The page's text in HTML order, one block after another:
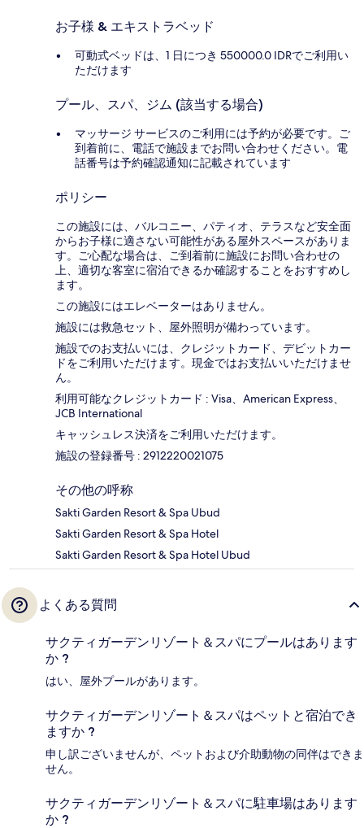
お子様 & エキストラベッド
可動式ベッドは、1 日につき 550000.0 IDRでご利用い
ただけます
プール、スパ、ジム (該当する場合)
マッサージ サービスのご利用には予約が必要です。ご
到着前に、電話で施設までお問い合わせください。電
話番号は予約確認通知に記載されています
ポリシー
この施設には、バルコニー、パティオ、テラスなど安全面
からお子様に適さない可能性がある屋外スペースがありま
す。ご心配な場合は、ご到着前に施設にお問い合わせの
上、適切な客室に宿泊できるか確認することをおすすめし
ます。
この施設にはエレベーターはありません。
施設には救急セット、屋外照明が備わっています。
施設でのお支払いには、クレジットカード、デビットカー
ドをご利用いただけます。現金ではお支払いいただけませ
ん。
利用可能なクレジットカード : Visa、American Express、
JCB International
キャッシュレス決済をご利用いただけます。
施設の登録番号 : 2912220021075
その他の呼称
Sakti Garden Resort & Spa Ubud
Sakti Garden Resort & Spa Hotel
Sakti Garden Resort & Spa Hotel Ubud
よくある質問
サクティガーデンリゾート＆スパにプールはあります
か ?
はい、屋外プールがあります。
サクティガーデンリゾート＆スパはペットと宿泊でき
ますか ?
申し訳ございませんが、ペットおよび介助動物の同伴はできま
せん。
サクティガーデンリゾート＆スパに駐車場はあります
か ?